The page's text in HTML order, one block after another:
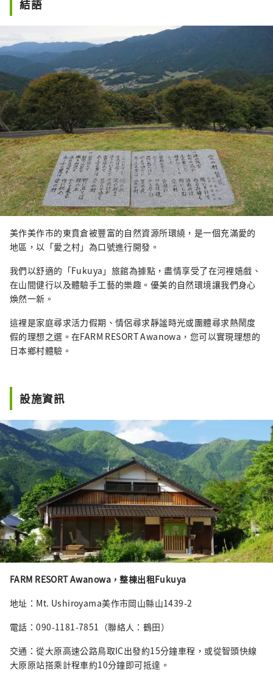
結語
美作美作市的東賁倉被豐富的自然資源所環繞，是一個充滿愛的
地區，以「愛之村」為口號進行開發。
我們以舒適的「Fukuya」旅館為據點，盡情享受了在河裡嬉戲、
在山間健行以及體驗手工藝的樂趣。優美的自然環境讓我們身心
煥然一新。
這裡是家庭尋求活力假期、情侶尋求靜謐時光或團體尋求熱鬧度
假的理想之選。在FARM RESORT Awanowa，您可以實現理想的
日本鄉村體驗。
設施資訊
FARM RESORT Awanowa，整棟出租Fukuya
地址：Mt. Ushiroyama美作市岡山縣山1439-2
電話：090-1181-7851（聯絡人：鶴田）
交通：從大原高速公路鳥取IC出發約15分鐘車程，或從智頭快線
大原原站搭乘計程車約10分鐘即可抵達。